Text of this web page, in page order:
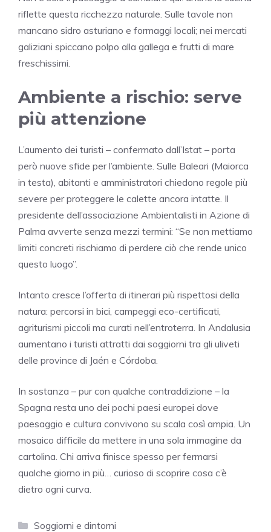
riflette questa ricchezza naturale. Sulle tavole non
mancano sidro asturiano e formaggi locali; nei mercati
galiziani spiccano polpo alla gallega e frutti di mare
freschissimi.
Ambiente a rischio: serve
più attenzione
L’aumento dei turisti – confermato dall’Istat – porta
però nuove sfide per l’ambiente. Sulle Baleari (Maiorca
in testa), abitanti e amministratori chiedono regole più
severe per proteggere le calette ancora intatte. Il
presidente dell’associazione Ambientalisti in Azione di
Palma avverte senza mezzi termini: “Se non mettiamo
limiti concreti rischiamo di perdere ciò che rende unico
questo luogo”.
Intanto cresce l’offerta di itinerari più rispettosi della
natura: percorsi in bici, campeggi eco-certificati,
agriturismi piccoli ma curati nell’entroterra. In Andalusia
aumentano i turisti attratti dai soggiorni tra gli uliveti
delle province di Jaén e Córdoba.
In sostanza – pur con qualche contraddizione – la
Spagna resta uno dei pochi paesi europei dove
paesaggio e cultura convivono su scala così ampia. Un
mosaico difficile da mettere in una sola immagine da
cartolina. Chi arriva finisce spesso per fermarsi
qualche giorno in più… curioso di scoprire cosa c’è
dietro ogni curva.
Categorie
Soggiorni e dintorni